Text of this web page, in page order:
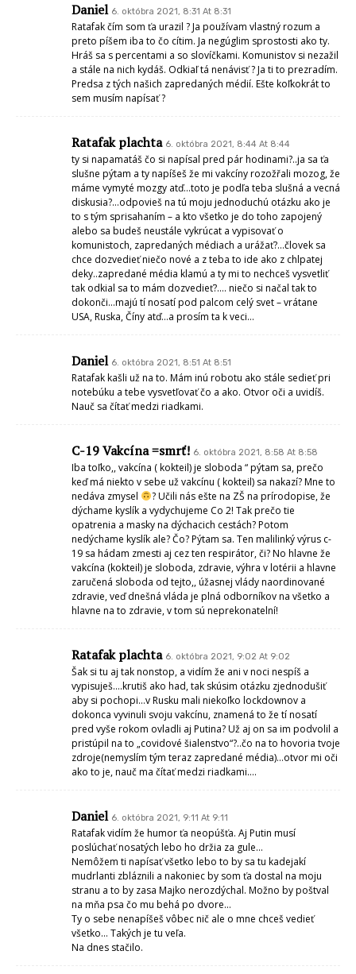
Daniel 6. októbra 2021, 8:31 At 8:31
Ratafak čím som ťa urazil ? Ja používam vlastný rozum a
preto píšem iba to čo cítim. Ja negúglim sprostosti ako ty.
Hráš sa s percentami a so slovíčkami. Komunistov si nezažil
a stále na nich kydáš. Odkiaľ tá nenávisť ? Ja ti to prezradím.
Predsa z tých našich zapredaných médií. Ešte koľkokrát to
sem musím napísať ?
Ratafak plachta 6. októbra 2021, 8:44 At 8:44
ty si napamatáš čo si napísal pred pár hodinami?..ja sa ťa
slušne pýtam a ty napíšeš že mi vakcíny rozožřali mozog, že
máme vymyté mozgy atď…toto je podľa teba slušná a vecná
diskusia?…odpovieš na tú moju jednoduchú otázku ako je
to s tým sprisahaním – a kto všetko je do toho zapojený
alebo sa budeš neustále vykrúcat a vypisovať o
komunistoch, zapredaných médiach a urážať?…človek sa
chce dozvedieť niečo nové a z teba to ide ako z chlpatej
deky..zapredané média klamú a ty mi to nechceš vysvetliť
tak odkial sa to mám dozvedieť?…. niečo si načal tak to
dokonči…majú tí nosatí pod palcom celý svet – vrátane
USA, Ruska, Číny atď…a prosím ta k veci…
Daniel 6. októbra 2021, 8:51 At 8:51
Ratafak kašli už na to. Mám inú robotu ako stále sedieť pri
notebúku a tebe vysvetľovať čo a ako. Otvor oči a uvidíš.
Nauč sa čítať medzi riadkami.
C-19 Vakcína =smrť! 6. októbra 2021, 8:58 At 8:58
Iba toľko,, vakcína ( kokteil) je sloboda “ pýtam sa, prečo
keď má niekto v sebe už vakcínu ( kokteil) sa nakazí? Mne to
nedáva zmysel
? Učili nás ešte na ZŠ na prírodopise, že
dýchame kyslík a vydychujeme Co 2! Tak prečo tie
opatrenia a masky na dýchacich cestách? Potom
nedýchame kyslík ale? Čo? Pýtam sa. Ten malilinký výrus c-
19 sa hádam zmesti aj cez ten respirátor, či? No hlavne že
vakcína (kokteil) je sloboda, zdravie, výhra v lotérii a hlavne
zaručená sloboda od tejto,, úžasnej vlády naordinované
zdravie, veď dnešná vláda je plná odborníkov na všetko a
hlavne na to zdravie, v tom sú neprekonatelní!
Ratafak plachta 6. októbra 2021, 9:02 At 9:02
Šak si tu aj tak nonstop, a vidím že ani v noci nespíš a
vypisuješ….krutiš ako had, tak skúsim otázku zjednodušiť
aby si pochopi…v Rusku mali niekoľko lockdownov a
dokonca vyvinuli svoju vakcínu, znamená to že tí nosatí
pred vyše rokom ovladli aj Putina? Už aj on sa im podvolil a
pristúpil na to „covidové šialenstvo“?..čo na to hovoria tvoje
zdroje(nemyslím tým teraz zapredané média)…otvor mi oči
ako to je, nauč ma čítať medzi riadkami….
Daniel 6. októbra 2021, 9:11 At 9:11
Ratafak vidím že humor ťa neopúšťa. Aj Putin musí
poslúchať nosatých lebo ho držia za gule…
Nemôžem ti napísať všetko lebo to by sa tu kadejakí
mudrlanti zbláznili a nakoniec by som ťa dostal na moju
stranu a to by zasa Majko nerozdýchal. Možno by poštval
na mňa psa čo mu behá po dvore…
Ty o sebe nenapíšeš vôbec nič ale o mne chceš vedieť
všetko… Takých je tu veľa.
Na dnes stačilo.